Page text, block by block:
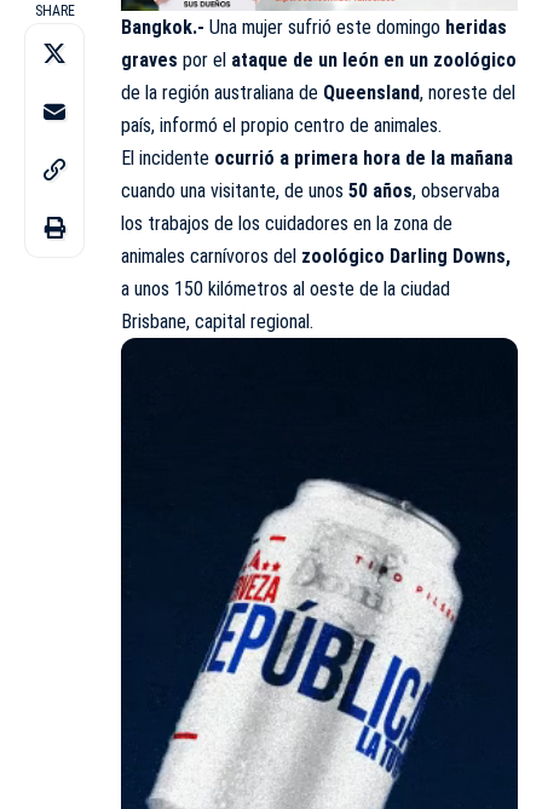
SHARE
Bangkok.- Una mujer sufrió este domingo heridas
graves por el ataque de un león en un zoológico
de la región australiana de Queensland, noreste del
país, informó el propio centro de animales.
El incidente ocurrió a primera hora de la mañana
cuando una visitante, de unos 50 años, observaba
los trabajos de los cuidadores en la zona de
animales carnívoros del zoológico Darling Downs,
a unos 150 kilómetros al oeste de la ciudad
Brisbane, capital regional.